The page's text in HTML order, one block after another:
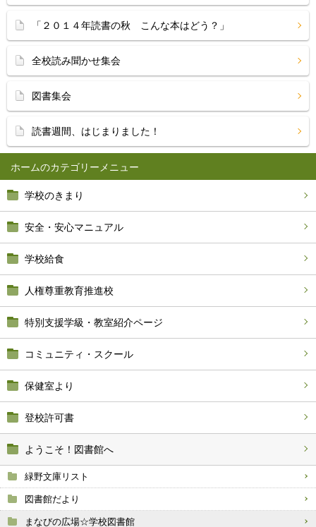
ホーム
学校のきまり
安全・安心マニュアル
学校給食
人権尊重教育推進校
特別支援学級・教室紹介ページ
コミュニティ・スクール
保健室より
登校許可書
ようこそ！図書館へ
緑野文庫リスト
図書館だより
まなびの広場☆学校図書館
「２０１４年読書の秋 こんな本はどう？」
全校読み聞かせ集会
図書集会
読書週間、はじまりました！